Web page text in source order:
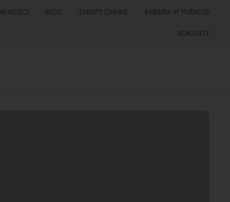
BLOG ZAKUPY ONLINE KARIERA W PURATOS
KONTAKTY